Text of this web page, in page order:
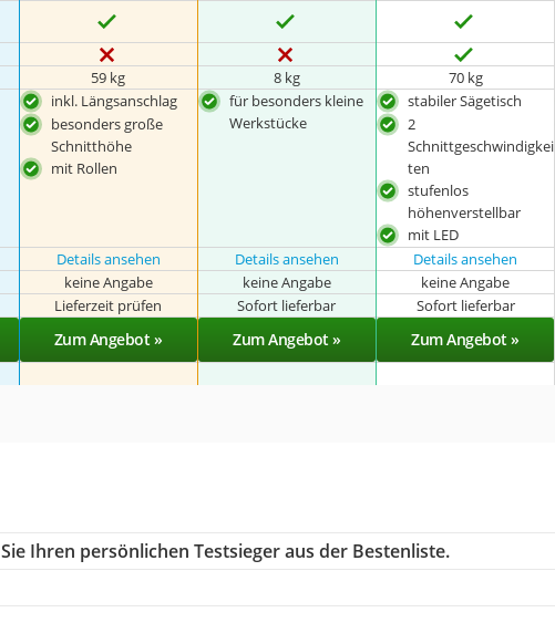
59 kg 8 kg 70 kg
inkl. Längsanschlag
besonders große
Schnitthöhe
mit Rollen
für besonders kleine
Werkstücke
stabiler Sägetisch
2
Schnittgeschwindigkei
ten
stufenlos
höhenverstellbar
mit LED
Details ansehen Details ansehen Details ansehen
keine Angabe keine Angabe keine Angabe
Lieferzeit prüfen Sofort lieferbar Sofort lieferbar
Zum Angebot » Zum Angebot » Zum Angebot »
Ihren persönlichen Testsieger aus der Bestenliste.